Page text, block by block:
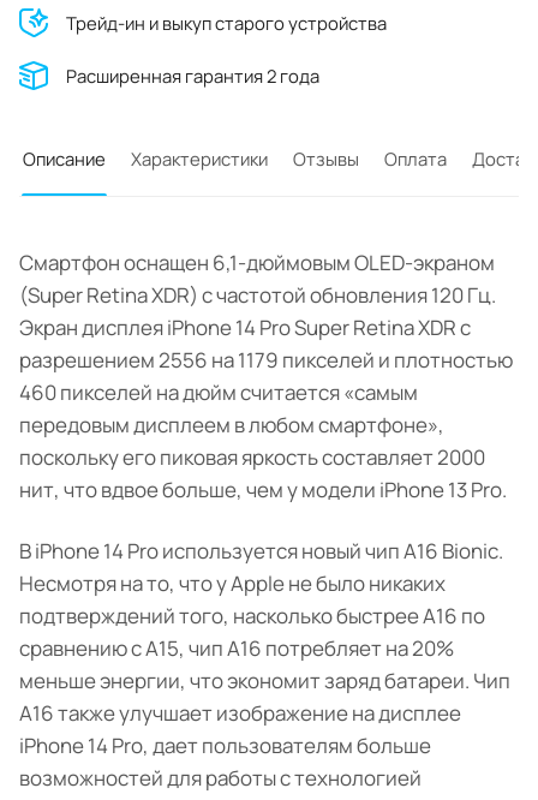
Трейд-ин и выкуп старого устройства
Расширенная гарантия 2 года
Описание Характеристики Отзывы Оплата
Смартфон оснащен 6,1-дюймовым OLED-экраном
(Super Retina XDR) с частотой обновления 120 Гц.
Экран дисплея iPhone 14 Pro Super Retina XDR с
разрешением 2556 на 1179 пикселей и плотностью
460 пикселей на дюйм считается «самым
передовым дисплеем в любом смартфоне»,
поскольку его пиковая яркость составляет 2000
нит, что вдвое больше, чем у модели iPhone 13 Pro.
В iPhone 14 Pro используется новый чип A16 Bionic.
Несмотря на то, что у Apple не было никаких
подтверждений того, насколько быстрее A16 по
сравнению с A15, чип A16 потребляет на 20%
меньше энергии, что экономит заряд батареи. Чип
A16 также улучшает изображение на дисплее
iPhone 14 Pro, дает пользователям больше
возможностей для работы с технологией